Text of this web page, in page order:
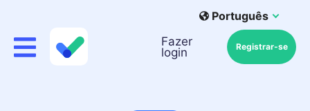
Português
Fazer
login
Registrar-se